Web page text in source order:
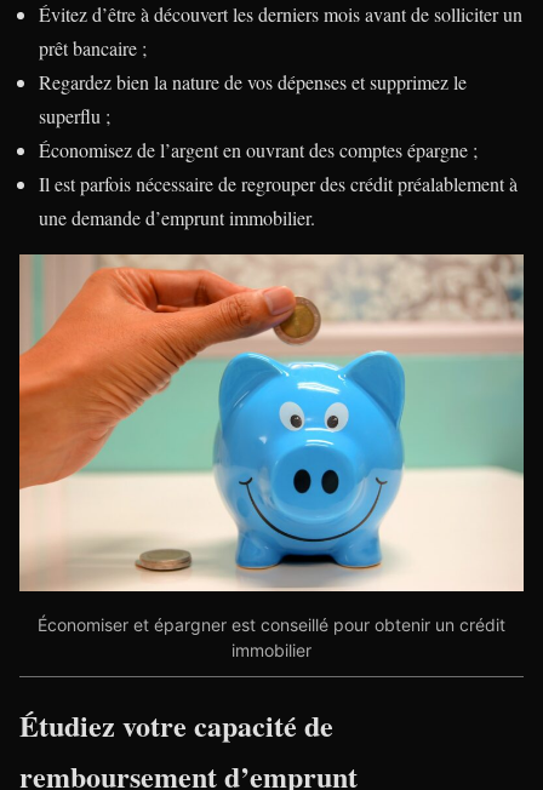
Évitez d’être à découvert les derniers mois avant de solliciter un
prêt bancaire ;
Regardez bien la nature de vos dépenses et supprimez le
superflu ;
Économisez de l’argent en ouvrant des comptes épargne ;
Il est parfois nécessaire de regrouper des crédit préalablement à
une demande d’emprunt immobilier.
Économiser et épargner est conseillé pour obtenir un crédit
immobilier
Étudiez votre capacité de
remboursement d’emprunt